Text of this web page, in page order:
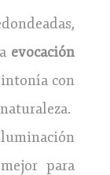
evocación
con
para